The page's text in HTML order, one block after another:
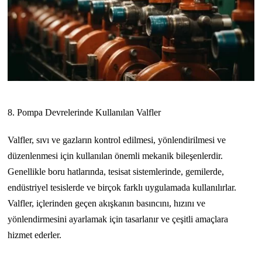
8. Pompa Devrelerinde Kullanılan Valfler
Valfler, sıvı ve gazların kontrol edilmesi, yönlendirilmesi ve
düzenlenmesi için kullanılan önemli mekanik bileşenlerdir.
Genellikle boru hatlarında, tesisat sistemlerinde, gemilerde,
endüstriyel tesislerde ve birçok farklı uygulamada kullanılırlar.
Valfler, içlerinden geçen akışkanın basıncını, hızını ve
yönlendirmesini ayarlamak için tasarlanır ve çeşitli amaçlara
hizmet ederler.